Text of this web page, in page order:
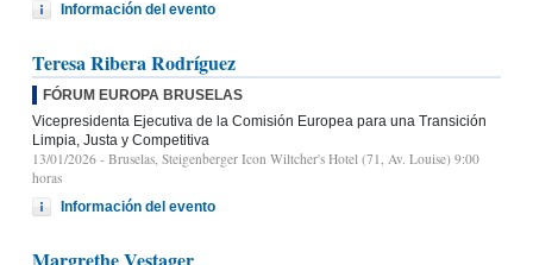
Información del evento
Teresa Ribera Rodríguez
FÓRUM EUROPA BRUSELAS
Vicepresidenta Ejecutiva de la Comisión Europea para una Transición
Limpia, Justa y Competitiva
13/01/2026 - Bruselas, Steigenberger Icon Wiltcher's Hotel (71, Av. Louise) 9:00
horas
Información del evento